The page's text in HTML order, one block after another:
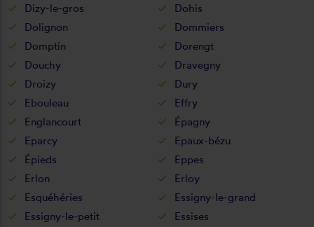
Dizy-le-gros
Dohis
Dolignon
Dommiers
Domptin
Dorengt
Douchy
Dravegny
Droizy
Dury
Ebouleau
Effry
Englancourt
Épagny
Eparcy
Epaux-bézu
Épieds
Eppes
Erlon
Erloy
Esquéhéries
Essigny-le-grand
Essigny-le-petit
Essises